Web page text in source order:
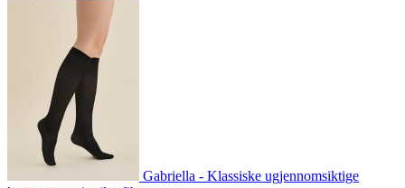
Gabriella - Klassiske ugjennomsiktige